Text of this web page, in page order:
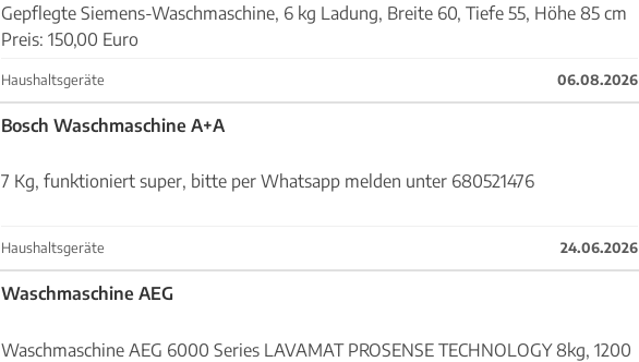
Gepflegte Siemens-Waschmaschine, 6 kg Ladung, Breite 60, Tiefe 55, Höhe 85 cm
Preis: 150,00 Euro
Haushaltsgeräte 06.08.2026
Bosch Waschmaschine A+A
7 Kg, funktioniert super, bitte per Whatsapp melden unter 680521476
Haushaltsgeräte 24.06.2026
Waschmaschine AEG
Waschmaschine AEG 6000 Series LAVAMAT PROSENSE TECHNOLOGY 8kg, 1200